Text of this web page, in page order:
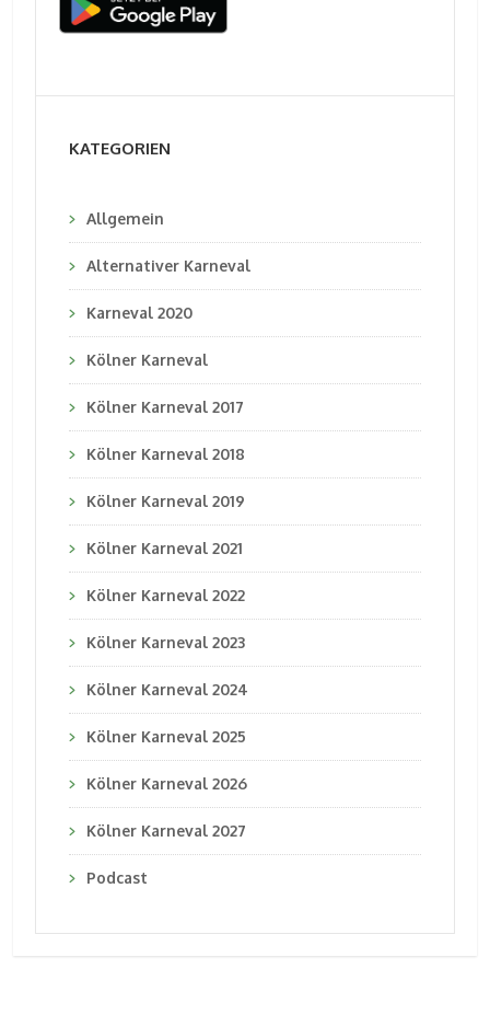
KATEGORIEN
Allgemein
Alternativer Karneval
Karneval 2020
Kölner Karneval
Kölner Karneval 2017
Kölner Karneval 2018
Kölner Karneval 2019
Kölner Karneval 2021
Kölner Karneval 2022
Kölner Karneval 2023
Kölner Karneval 2024
Kölner Karneval 2025
Kölner Karneval 2026
Kölner Karneval 2027
Podcast